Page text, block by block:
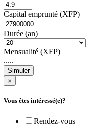
Capital emprunté (XFP)
Durée (an)
Mensualité (XFP)
.....
Simuler
×
Vous êtes intéressé(e)?
Rendez-vous